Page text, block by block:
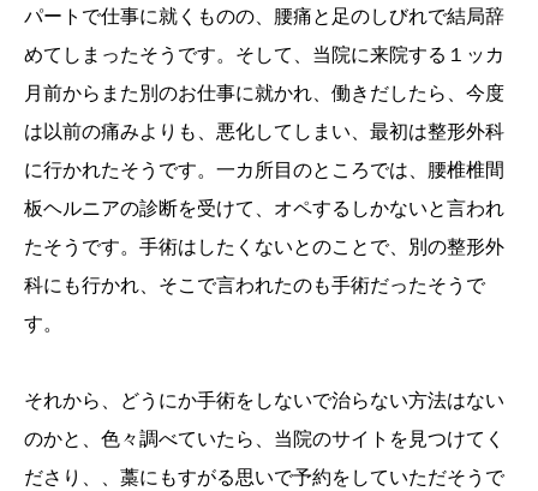
パートで仕事に就くものの、腰痛と足のしびれで結局辞
めてしまったそうです。そして、当院に来院する１ッカ
月前からまた別のお仕事に就かれ、働きだしたら、今度
は以前の痛みよりも、悪化してしまい、最初は整形外科
に行かれたそうです。一カ所目のところでは、腰椎椎間
板ヘルニアの診断を受けて、オペするしかないと言われ
たそうです。手術はしたくないとのことで、別の整形外
科にも行かれ、そこで言われたのも手術だったそうで
す。
それから、どうにか手術をしないで治らない方法はない
のかと、色々調べていたら、当院のサイトを見つけてく
ださり、、藁にもすがる思いで予約をしていただそうで